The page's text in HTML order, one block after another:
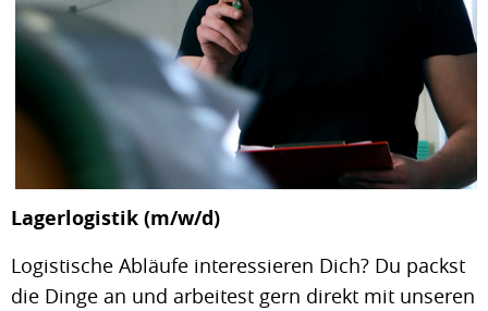
Lagerlogistik (m/w/d)
Logistische Abläufe interessieren Dich? Du packst
die Dinge an und arbeitest gern direkt mit unseren